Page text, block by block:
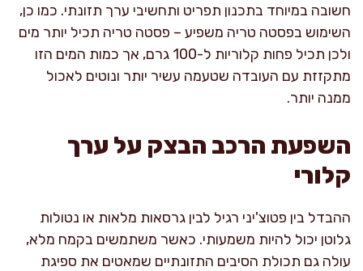
חשובה במיוחד בתכנון תפריט ותחשיבי ערך תזונתי. כמו כן,
השימוש בפסטה טריה משפיע – פסטה טריה תכיל יותר מים
ולכן תכיל פחות קלוריות ל-100 גרם, אך כמות המים הזו
מתקזזת עם העובדה שטעמה עשיר יותר ונוטים לאכול
ממנה יותר.
השפעת הרכב הבצק על ערך
קלורי
ההבדל בין פטוצ'יני רגיל לבין גרסאות מלאות או נטולות
גלוטן יכול להיות משמעותי. כאשר משתמשים בקמח מלא,
עולה גם תכולת הסיבים התזונתיים שמאטים את ספיגת